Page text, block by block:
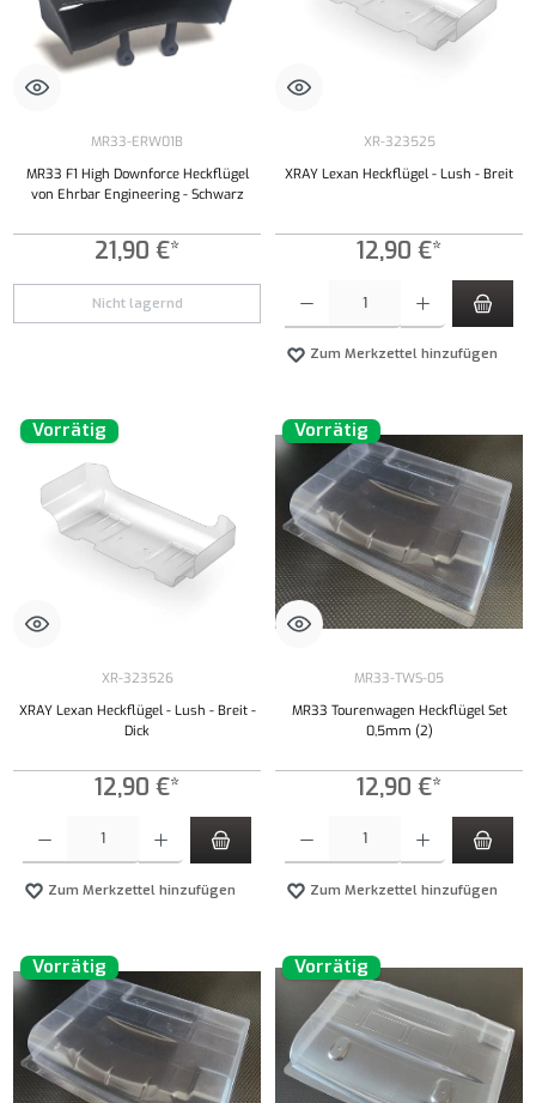
MR33-ERW01B
MR33 F1 High Downforce Heckflügel
von Ehrbar Engineering - Schwarz
21,90 €*
Nicht lagernd
XR-323525
XRAY Lexan Heckflügel - Lush - Breit
12,90 €*
Zum Merkzettel hinzufügen
Vorrätig
XR-323526
XRAY Lexan Heckflügel - Lush - Breit -
Dick
12,90 €*
Zum Merkzettel hinzufügen
Vorrätig
MR33-TWS-05
MR33 Tourenwagen Heckflügel Set
0,5mm (2)
12,90 €*
Zum Merkzettel hinzufügen
Vorrätig Vorrätig